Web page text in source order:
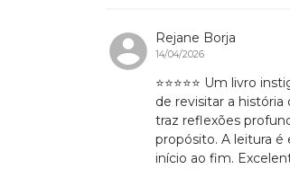
Rejane Borja
14/04/2026
⭐⭐⭐⭐⭐ Um livro
de revisitar a
traz reflexões
propósito. A leitura
início ao fim.